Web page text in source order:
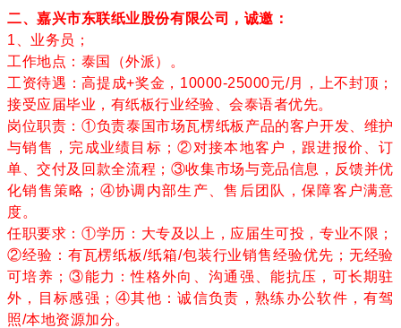
二、嘉兴市东联纸业股份有限公司，诚邀：
1、业务员；
工作地点：泰国（外派）。
工资待遇：高提成+奖金，10000-25000元/月，上不封顶；
接受应届毕业，有纸板行业经验、会泰语者优先。
岗位职责：①负责泰国市场瓦楞纸板产品的客户开发、维护
与销售，完成业绩目标；②对接本地客户，跟进报价、订
单、交付及回款全流程；③收集市场与竞品信息，反馈并优
化销售策略；④协调内部生产、售后团队，保障客户满意
度。
任职要求：①学历：大专及以上，应届生可投，专业不限；
②经验：有瓦楞纸板/纸箱/包装行业销售经验优先；无经验
可培养；③能力：性格外向、沟通强、能抗压，可长期驻
外，目标感强；④其他：诚信负责，熟练办公软件，有驾
照/本地资源加分。